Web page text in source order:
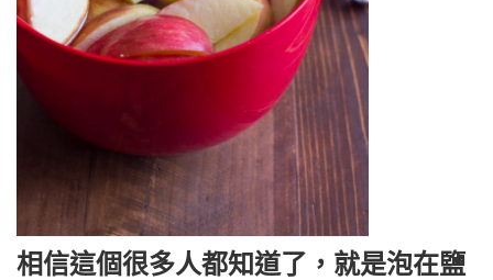
相信這個很多人都知道了，就是泡在鹽